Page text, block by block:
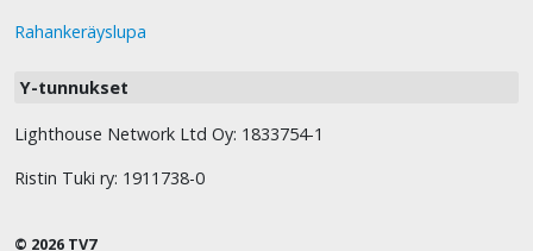
Rahankeräyslupa
Y-tunnukset
Lighthouse Network Ltd Oy: 1833754-1
Ristin Tuki ry: 1911738-0
© 2026 TV7